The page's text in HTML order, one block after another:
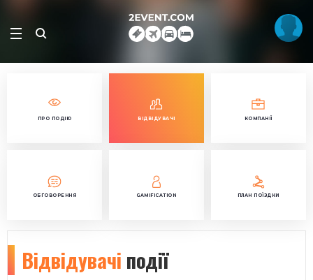
ПРО ПОДІЮ ВІДВІДУВАЧІ КОМПАНІЇ
ОБГОВОРЕННЯ GAMIFICATION ПЛАН ПОЇЗДКИ
Відвідувачі події